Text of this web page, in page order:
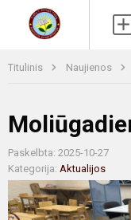
Titulinis Naujienos
Paskelbta: 2025-10-27
Kategorija: Aktualijos